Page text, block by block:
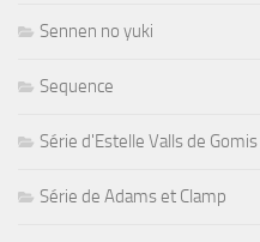
Sennen no yuki
Sequence
Série d'Estelle Valls de Gomis
Série de Adams et Clamp